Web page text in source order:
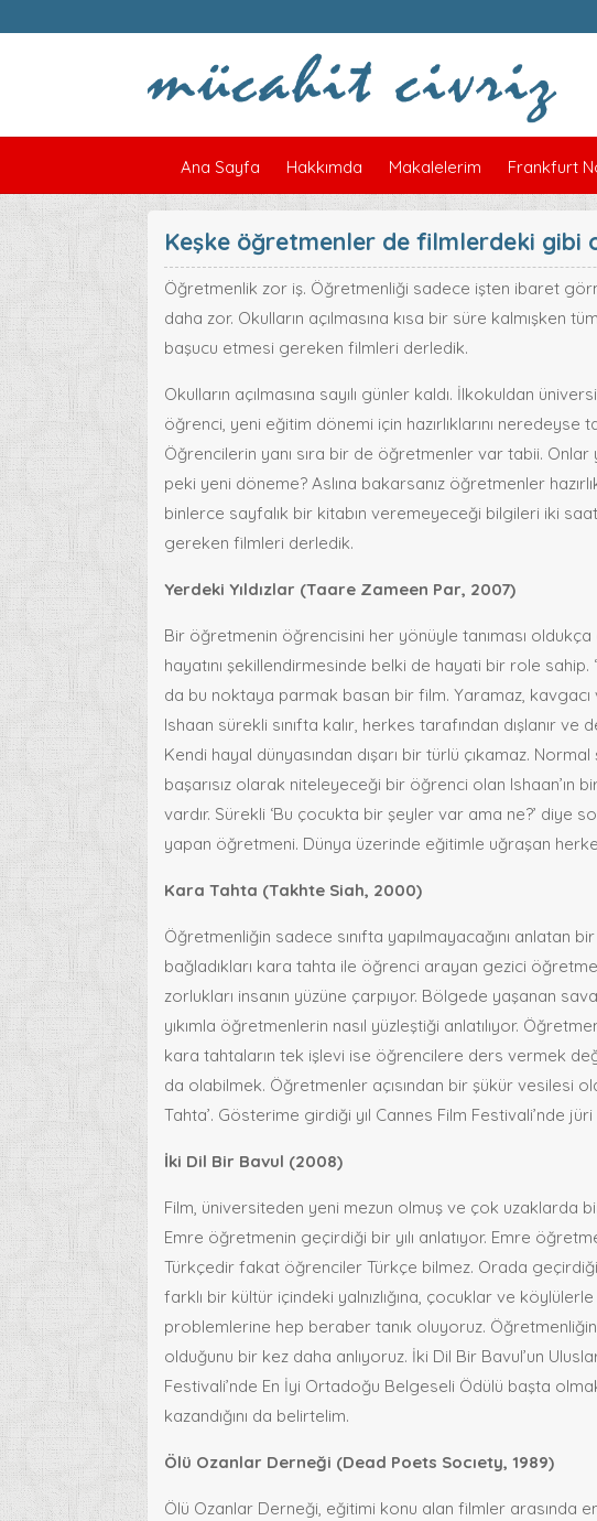
Ana Sayfa Hakkımda Makalelerim Frankfurt
Keşke öğretmenler de filmlerdeki gibi
Öğretmenlik zor iş. Öğretmenliği sadece işten ibaret
daha zor. Okulların açılmasına kısa bir süre kalmışken
başucu etmesi gereken filmleri derledik.
Okulların açılmasına sayılı günler kaldı. İlkokuldan
öğrenci, yeni eğitim dönemi için hazırlıklarını neredeyse
Öğrencilerin yanı sıra bir de öğretmenler var tabii. Onlar
peki yeni döneme? Aslına bakarsanız öğretmenler
binlerce sayfalık bir kitabın veremeyeceği bilgileri iki
gereken filmleri derledik.
Yerdeki Yıldızlar (Taare Zameen Par, 2007)
Bir öğretmenin öğrencisini her yönüyle tanıması
hayatını şekillendirmesinde belki de hayati bir role sahip.
da bu noktaya parmak basan bir film. Yaramaz,
Ishaan sürekli sınıfta kalır, herkes tarafından dışlanır ve
Kendi hayal dünyasından dışarı bir türlü çıkamaz.
başarısız olarak niteleyeceği bir öğrenci olan Ishaan’ın
vardır. Sürekli ‘Bu çocukta bir şeyler var ama ne?’ diye
yapan öğretmeni. Dünya üzerinde eğitimle uğraşan
Kara Tahta (Takhte Siah, 2000)
Öğretmenliğin sadece sınıfta yapılmayacağını anlatan
bağladıkları kara tahta ile öğrenci arayan gezici
zorlukları insanın yüzüne çarpıyor. Bölgede yaşanan
yıkımla öğretmenlerin nasıl yüzleştiği anlatılıyor.
kara tahtaların tek işlevi ise öğrencilere ders vermek
da olabilmek. Öğretmenler açısından bir şükür vesilesi
Tahta’. Gösterime girdiği yıl Cannes Film Festivali’nde
İki Dil Bir Bavul (2008)
Film, üniversiteden yeni mezun olmuş ve çok uzaklarda
Emre öğretmenin geçirdiği bir yılı anlatıyor. Emre
Türkçedir fakat öğrenciler Türkçe bilmez. Orada
farklı bir kültür içindeki yalnızlığına, çocuklar ve köylülerle
problemlerine hep beraber tanık oluyoruz. Öğretmenliğin
olduğunu bir kez daha anlıyoruz. İki Dil Bir Bavul’un
Festivali’nde En İyi Ortadoğu Belgeseli Ödülü başta
kazandığını da belirtelim.
Ölü Ozanlar Derneği (Dead Poets Socıety, 1989)
Ölü Ozanlar Derneği, eğitimi konu alan filmler arasında